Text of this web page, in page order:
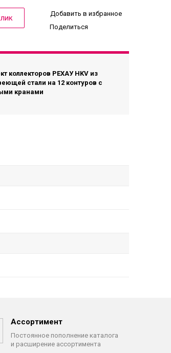
Добавить в избранное
Поделиться
коллекторов РЕХАУ HKV из
стали на 12 контуров с
кранами
Ассортимент
Постоянное пополнение каталога
и расширение ассортимента